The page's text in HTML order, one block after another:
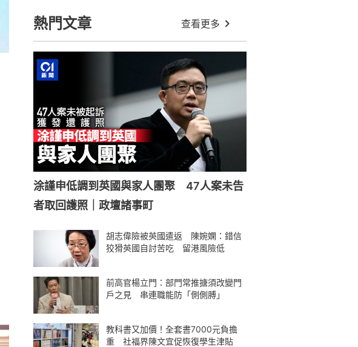
熱門文章 查看更多
涂謹申低調到英國與家人團聚 47人案未告
者取回護照｜政壇諸事町
胡志偉險被英國遣返 陳婉嫻：錯信
狡猾英國自討苦吃 留港風險低
前高官楊立門：部門常推搪須改變門
戶之見 串連職能防「側側膊」
教科書又加價！全套書7000元負擔
重 社福界陳文宜促恢復學生津貼